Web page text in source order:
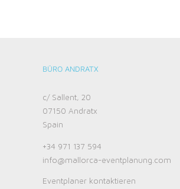
BÜRO ANDRATX
c/ Sallent, 20
07150 Andratx
Spain
+34 971 137 594‬
info@mallorca-eventplanung.com
Eventplaner kontaktieren